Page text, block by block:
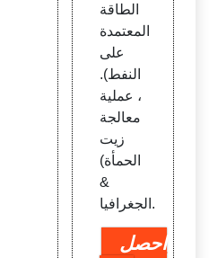
الطاقة
المعتمدة
على
النفط).
، عملية
معالجة
زيت
الحمأة)
&
الجغرافيا.
احصل